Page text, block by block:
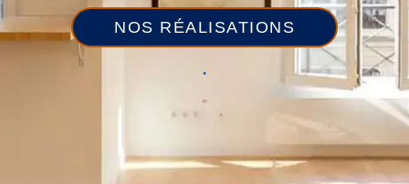
NOS RÉALISATIONS